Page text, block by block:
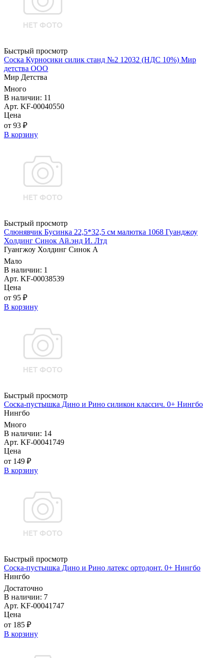
Быстрый просмотр
Соска Курносики силик станд №2 12032 (НДС 10%) Мир
детства ООО
Мир Детства
Много
В наличии: 11
Арт. KF-00040550
Цена
от 93 ₽
В корзину
Быстрый просмотр
Слюнявчик Бусинка 22,5*32,5 см малютка 1068 Гуанджоу
Холдинг Синок Ай.энд И. Лтд
Гуангжоу Холдинг Синок А
Мало
В наличии: 1
Арт. KF-00038539
Цена
от 95 ₽
В корзину
Быстрый просмотр
Соска-пустышка Дино и Рино силикон классич. 0+ Нингбо
Нингбо
Много
В наличии: 14
Арт. KF-00041749
Цена
от 149 ₽
В корзину
Быстрый просмотр
Соска-пустышка Дино и Рино латекс ортодонт. 0+ Нингбо
Нингбо
Достаточно
В наличии: 7
Арт. KF-00041747
Цена
от 185 ₽
В корзину